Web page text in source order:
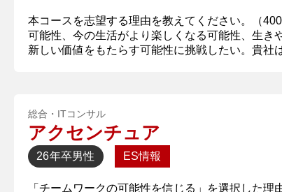
本コースを志望する理由を教えてください。（
可能性、今の生活がより楽しくなる可能性、生
新しい価値をもたらす可能性に挑戦したい。貴社
総合・ITコンサル
アクセンチュア
26年卒男性 ES情報
「チームワークの可能性を信じる」を選択した